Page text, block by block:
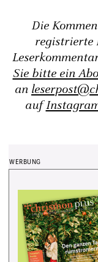
Die
registrierte
Sie bitte ein
an
auf